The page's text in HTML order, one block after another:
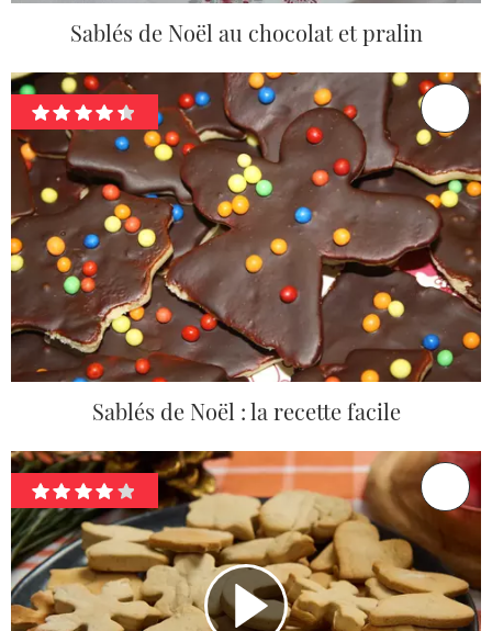
Sablés de Noël au chocolat et pralin
Sablés de Noël : la recette facile